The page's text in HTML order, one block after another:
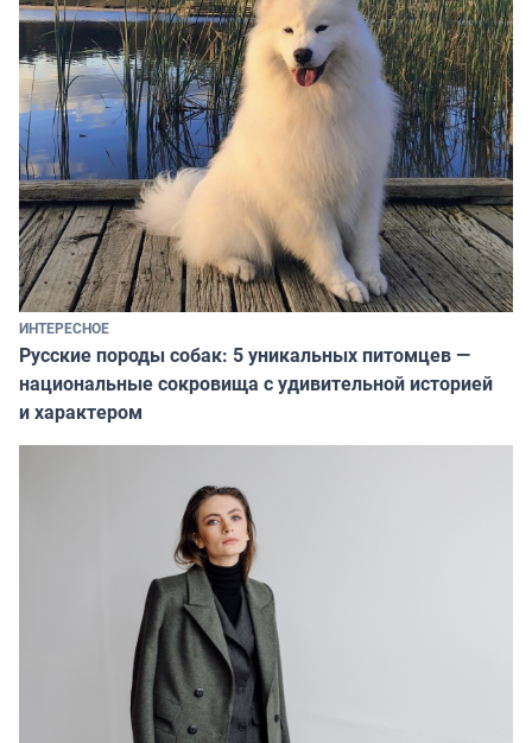
ИНТЕРЕСНОЕ
Русские породы собак: 5 уникальных питомцев —
национальные сокровища с удивительной историей
и характером